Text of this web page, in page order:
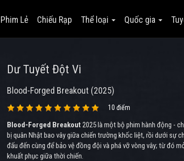
Phim Lẻ Chiếu Rạp Thể loại Quốc gia
Dư Tuyết Đột Vi
Blood-Forged Breakout (2025)
10 điểm
Blood-Forged Breakout 2025 là một bộ phim hành động -
bị quân Nhật bao vây giữa chiến trường khốc liệt, rồi dưới sự
đấu đến cùng để bảo vệ đồng đội và phá vỡ vòng vây; từ đó
khuất phục giữa thời chiến.